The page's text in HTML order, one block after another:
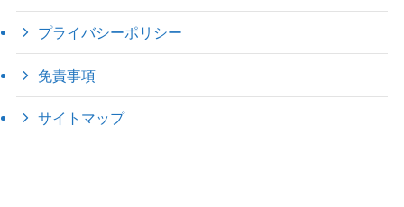
プライバシーポリシー
免責事項
サイトマップ